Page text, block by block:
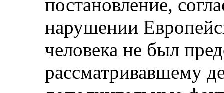
постановление,
нарушении
человека не был
рассматривавшему